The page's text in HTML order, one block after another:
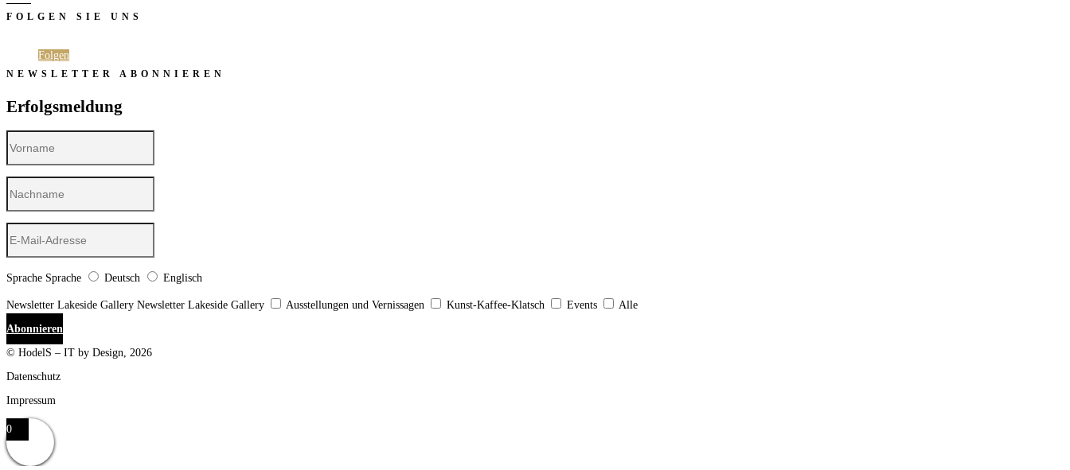
FOLGEN SIE UNS
Folgen
NEWSLETTER ABONNIEREN
Erfolgsmeldung
Sprache Sprache Deutsch Englisch
Newsletter Lakeside Gallery Newsletter Lakeside Gallery Ausstellungen und Vernissagen Kunst-Kaffee-Klatsch Events
Alle
Abonnieren
© HodelS – IT by Design, 2026
Datenschutz
Impressum
0